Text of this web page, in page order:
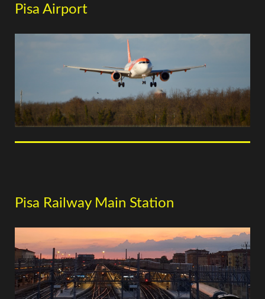
Pisa Airport
Pisa Railway Main Station